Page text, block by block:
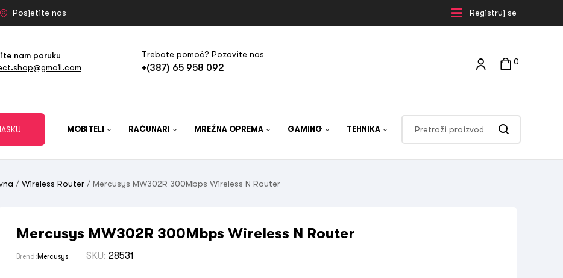
Posjetite nas Registruj se
nam poruku
Trebate pomoć? Pozovite nas
+(387) 65 958 092
0
MOBITELI RAČUNARI MREŽNA OPREMA GAMING TEHNIKA
/ Wireless Router / Mercusys MW302R 300Mbps Wireless N Router
Mercusys MW302R 300Mbps Wireless N Router
Brend: Mercusys SKU: 28531